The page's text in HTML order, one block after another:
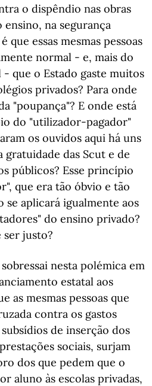
o dispêndio nas obras
ensino, na segurança
que essas mesmas pessoas
normal - e, mais do
que o Estado gaste muitos
privados? Para onde
"poupança"? E onde está
do "utilizador-pagador"
os ouvidos aqui há uns
gratuidade das Scut e de
públicos? Esse princípio
que era tão óbvio e tão
se aplicará igualmente aos
do ensino privado?
ser justo?
nesta polémica em
estatal aos
as mesmas pessoas que
contra os gastos
de inserção dos
sociais, surjam
dos que pedem que o
aluno às escolas privadas,